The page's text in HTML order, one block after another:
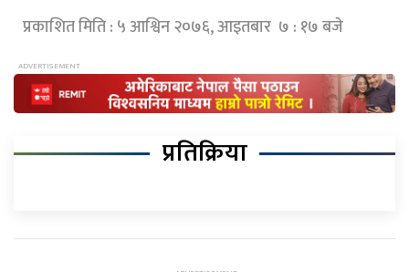
प्रकाशित मिति : ५ आश्विन २०७६, आइतबार ७ : १७ बजे
प्रतिक्रिया